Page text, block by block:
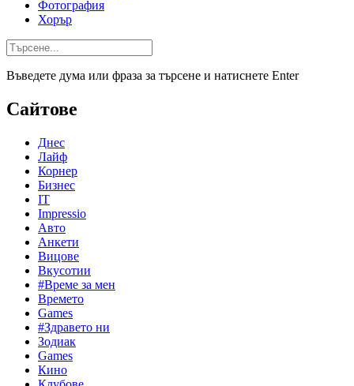
Фотография
Хорър
Въведете дума или фраза за търсене и натиснете Enter
Сайтове
Днес
Лайф
Корнер
Бизнес
IT
Impressio
Авто
Анкети
Вицове
Вкусотии
#Време за мен
Времето
Games
#Здравето ни
Зодиак
Games
Кино